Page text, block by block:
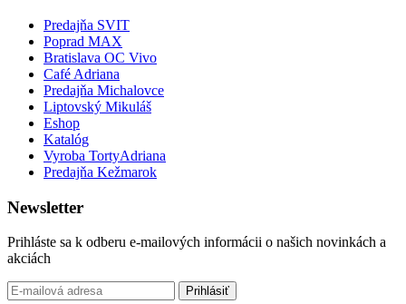
Predajňa SVIT
Poprad MAX
Bratislava OC Vivo
Café Adriana
Predajňa Michalovce
Liptovský Mikuláš
Eshop
Katalóg
Vyroba TortyAdriana
Predajňa Kežmarok
Newsletter
Prihláste sa k odberu e-mailových informácii o našich novinkách a
akciách
Prihlásiť